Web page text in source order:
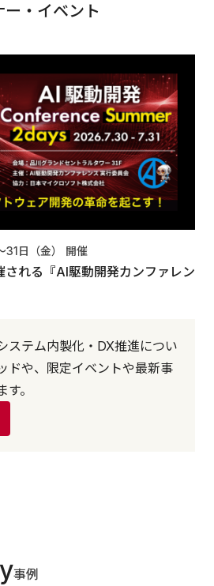
・イベント
日（金） 開催
れる『AI駆動開発カンファレン
ステム内製化・DX推進につい
ドや、限定イベントや最新事
。
事例